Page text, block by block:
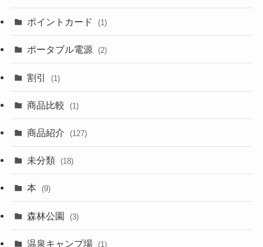
ポイントカード (1)
ポータブル電源 (2)
割引 (1)
商品比較 (1)
商品紹介 (127)
未分類 (18)
本 (9)
森林公園 (3)
温泉キャンプ場 (1)